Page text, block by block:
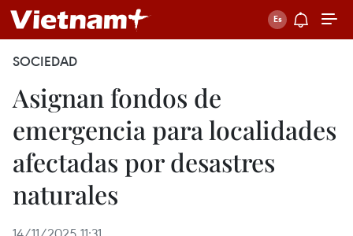
SOCIEDAD
Asignan fondos de
emergencia para localidades
afectadas por desastres
naturales